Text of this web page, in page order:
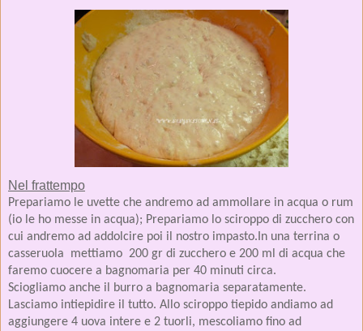
Nel frattempo
Prepariamo le uvette che andremo ad ammollare in acqua o rum
(io le ho messe in acqua); Prepariamo lo sciroppo di zucchero con
cui andremo ad addolcire poi il nostro impasto. In una terrina o
casseruola
mettiamo 200 gr di zucchero e 200 ml di acqua che
faremo cuocere a bagnomaria per 40 minuti circa.
Sciogliamo anche il burro a bagnomaria separatamente.
Lasciamo intiepidire il tutto. Allo sciroppo tiepido andiamo ad
aggiungere 4 uova intere e 2 tuorli, mescoliamo fino ad